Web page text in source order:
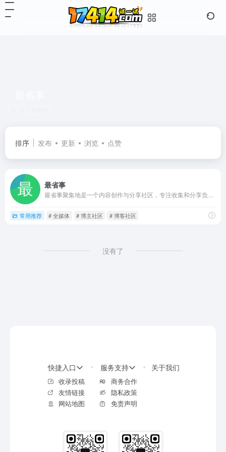
排序 发布 更新 浏览 点赞
最省事
常用推荐 # 全媒体 # 博主社区 # 博客社区
没有了
快捷入口
收录投稿
友情链接
网站地图
服务支持
商务合作
隐私政策
免责声明
关于我们